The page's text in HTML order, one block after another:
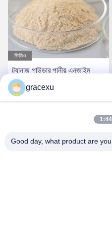
ভিডিও
ট্যানাজ পাউডার পানীয় এনজাইম
হাইড্রোলাইজ ট্যানিনস রস ঠান্ডা
দ্রবণীয়তা উন্নত
gracexu
Good day, what product are